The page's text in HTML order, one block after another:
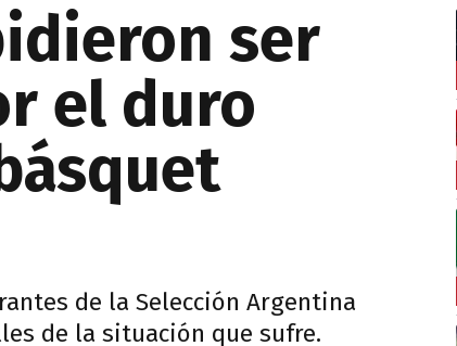
ser
el duro
de la Selección Argentina
de la situación que sufre.